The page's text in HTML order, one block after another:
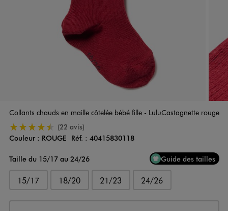
Collants chauds en maille côtelée bébé fille - LuluCastagnette rouge
4.5/5 de moyenne
(22 avis)
Couleur
Couleur : ROUGE Réf. : 40415830118
Taille du 15/17 au 24/26
Guide des tailles
15/17 18/20 21/23 24/26